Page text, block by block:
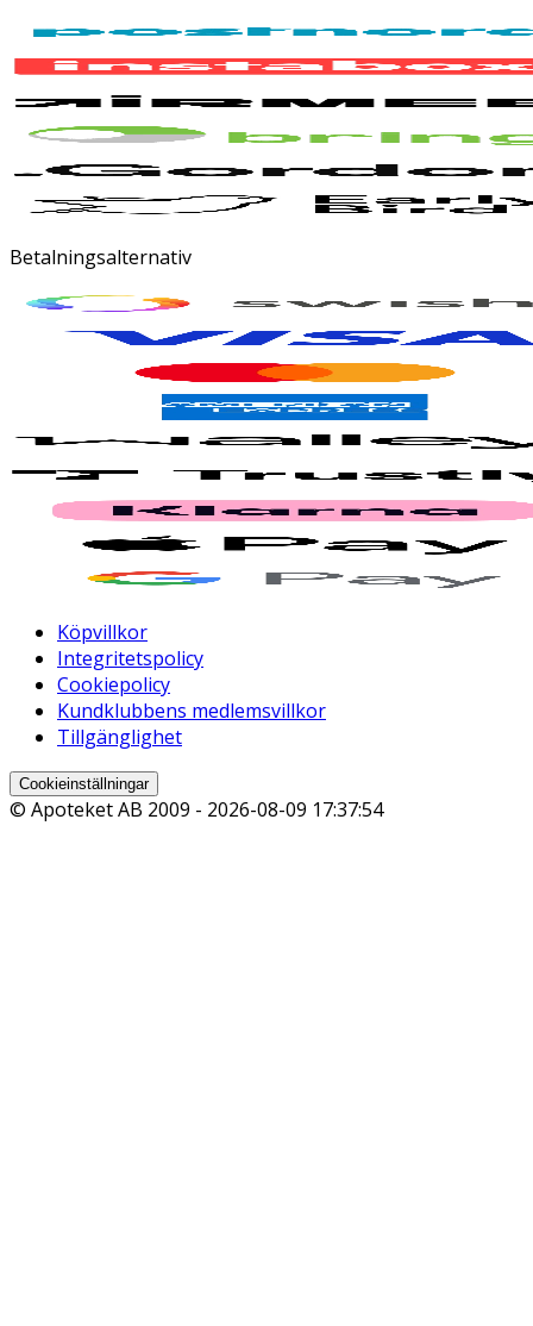
Betalningsalternativ
Köpvillkor
Integritetspolicy
Cookiepolicy
Kundklubbens medlemsvillkor
Tillgänglighet
Cookieinställningar
© Apoteket AB 2009 - 2026-08-09 17:37:54